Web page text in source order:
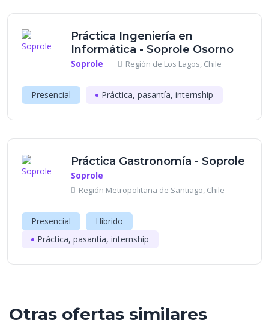
Práctica Ingeniería en
Informática - Soprole Osorno
Soprole Región de Los Lagos, Chile
Presencial Práctica, pasantía, internship
Práctica Gastronomía - Soprole
Soprole
Región Metropolitana de Santiago, Chile
Presencial
Híbrido
Práctica, pasantía, internship
Otras ofertas similares